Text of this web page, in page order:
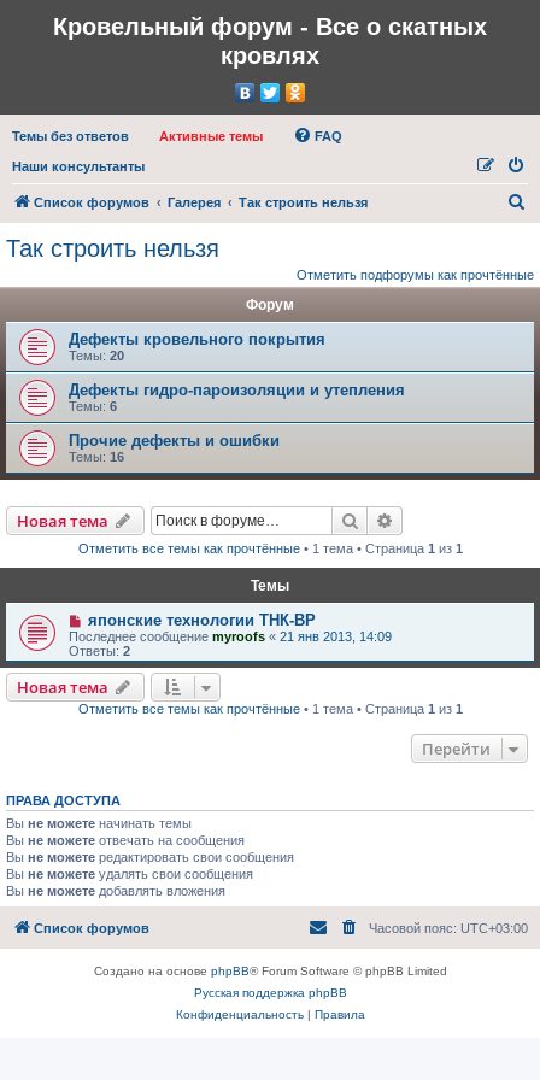
Кровельный форум - Все о скатных
кровлях
Темы без ответов Активные темы FAQ
Наши консультанты
Список форумов Галерея Так строить нельзя
с
Так строить нельзя
Отметить подфорумы как прочтённые
Форум
Дефекты кровельного покрытия
Темы: 20
Дефекты гидро-пароизоляции и утепления
Темы: 6
Прочие дефекты и ошибки
Темы: 16
Новая тема Поиск
Отметить все темы как прочтённые• 1 тема • Страница 1 из 1
Темы
японские технологии ТНК-BP
Последнее сообщение myroofs « 21 янв 2013, 14:09
Ответы: 2
Новая тема
Отметить все темы как прочтённые• 1 тема • Страница 1 из 1
Перейти
ПРАВА ДОСТУПА
Вы не можете начинать темы
Вы не можете отвечать на сообщения
Вы не можете редактировать свои сообщения
Вы не можете удалять свои сообщения
Вы не можете добавлять вложения
Список форумов Часовой пояс: UTC+03:00
Создано на основе phpBB® Forum Software © phpBB Limited
Русская поддержка phpBB
Конфиденциальность| Правила